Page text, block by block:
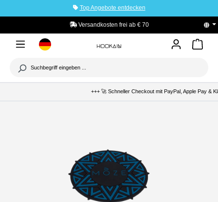
Top Angebote entdecken
Versandkosten frei ab € 70
+++ 🚀 Schneller Checkout mit PayPal, Apple Pay &